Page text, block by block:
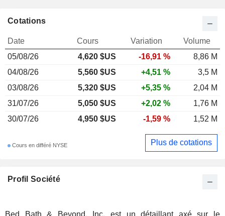
Profil Société
Bed Bath & Beyond, Inc. est un détaillant axé sur le
Cotations
Date Cours Variation
Volume
05/08/26
4,620 $US -16,91 %
8,86 M
04/08/26
5,560 $US +4,51 %
3,5 M
03/08/26
5,320 $US +5,35 %
2,04 M
31/07/26
5,050 $US +2,02 %
1,76 M
30/07/26
4,950 $US -1,59 % 1,52 M
Cours en différé NYSE Plus de cotations